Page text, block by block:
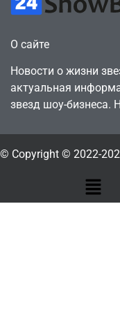
О сайте
Новости о жизни
актуальная
звезд шоу-бизнеса.
© Copyright © 2022-